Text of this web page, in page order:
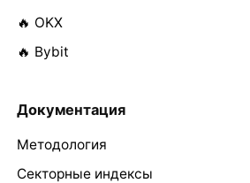
🔥 OKX
🔥 Bybit
Документация
Методология
Секторные индексы